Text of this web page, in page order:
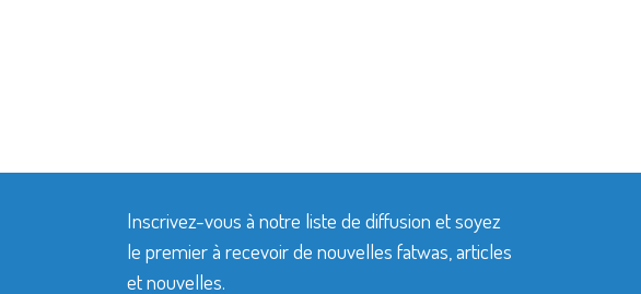
Inscrivez-vous à notre liste de diffusion et soyez
le premier à recevoir de nouvelles fatwas, articles
et nouvelles.